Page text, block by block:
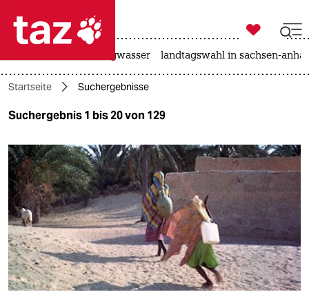
 taz zahl ich
taz zahl ich
themen
politik
öko
gesellschaft
kultur
sport

taz zahl ich
niedrigwasser landtagswahl in sachsen-
Startseite Suchergebnisse
Suchergebnis 1 bis 20 von 129